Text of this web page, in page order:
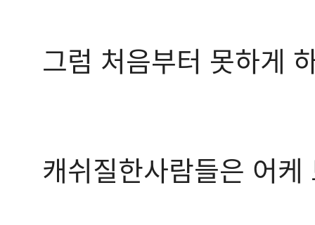
그럼 처음부터 못하게
캐쉬질한사람들은 어